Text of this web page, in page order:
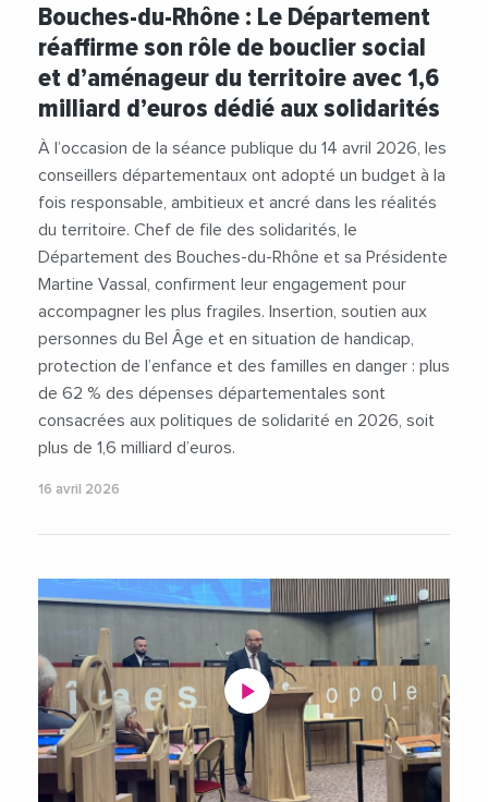
#Economie
#Education
#EmploiFormation
#Enseignement
#Handicap
#Insertion
#Jeunesse
#MartineVassal #Sante
Bouches-du-Rhône : Le Département
réaffirme son rôle de bouclier social
et d’aménageur du territoire avec 1,6
milliard d’euros dédié aux solidarités
À l’occasion de la séance publique du 14 avril 2026, les
conseillers départementaux ont adopté un budget à la
fois responsable, ambitieux et ancré dans les réalités
du territoire. Chef de file des solidarités, le
Département des Bouches-du-Rhône et sa Présidente
Martine Vassal, confirment leur engagement pour
accompagner les plus fragiles. Insertion, soutien aux
personnes du Bel Âge et en situation de handicap,
protection de l’enfance et des familles en danger : plus
de 62 % des dépenses départementales sont
consacrées aux politiques de solidarité en 2026, soit
plus de 1,6 milliard d’euros.
16 avril 2026